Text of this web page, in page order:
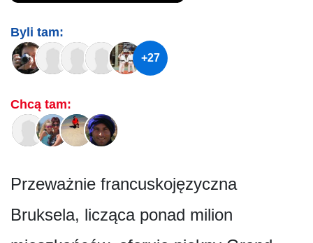
Byli tam:
+27
Chcą tam:
Przeważnie francuskojęzyczna
Bruksela, licząca ponad milion